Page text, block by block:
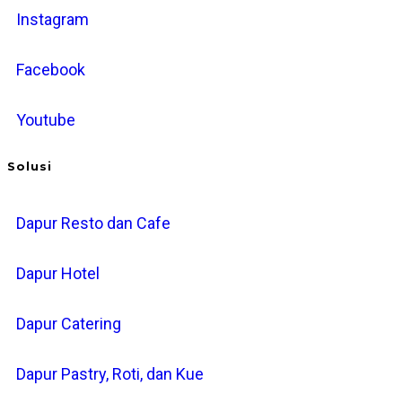
Instagram
Facebook
Youtube
Solusi
Dapur Resto dan Cafe
Dapur Hotel
Dapur Catering
Dapur Pastry, Roti, dan Kue